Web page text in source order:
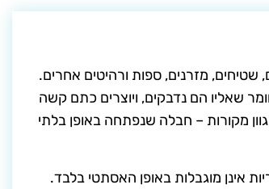
שטיחים, מזרנים, ספות ורהיטים אחרים.
שאליו הם נדבקים, ויוצרים כתם קשה
מקורות – חבלה שנפתחה באופן בלתי
אינן מוגבלות באופן האסתטי בלבד.